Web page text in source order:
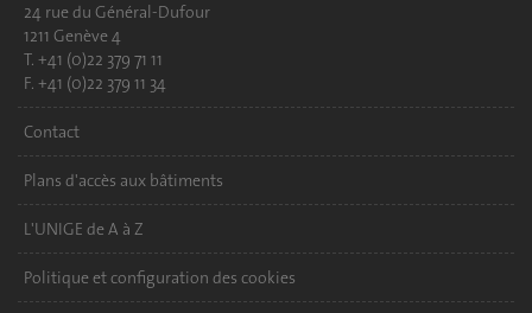
24 rue du Général-Dufour
1211 Genève 4
T. +41 (0)22 379 71 11
F. +41 (0)22 379 11 34
Contact
Plans d'accès aux bâtiments
L'UNIGE de A à Z
Politique et configuration des cookies